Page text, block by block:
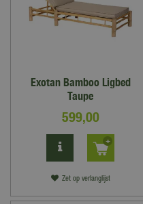
Exotan Bamboo Ligbed
Taupe
599,00
Zet op verlanglijst